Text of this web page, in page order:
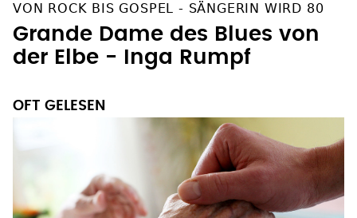
VON ROCK BIS GOSPEL - SÄNGERIN WIRD 80
Grande Dame des Blues von
der Elbe - Inga Rumpf
OFT GELESEN